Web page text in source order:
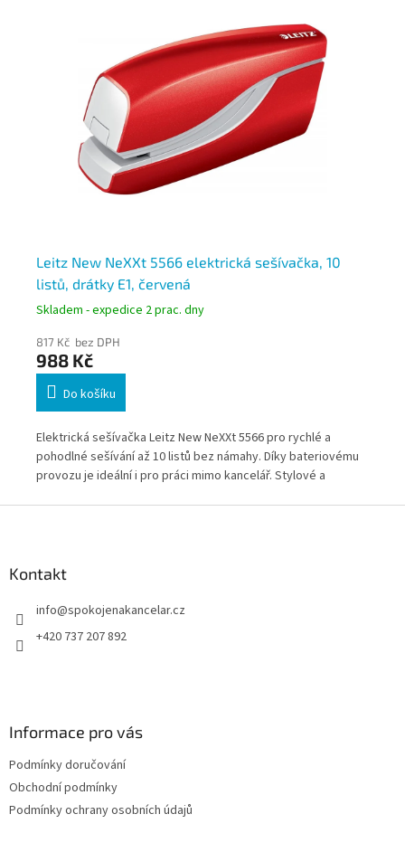
Leitz New NeXXt 5566 elektrická sešívačka, 10
listů, drátky E1, červená
Skladem - expedice 2 prac. dny
817 Kč bez DPH
988 Kč
Do košíku
Elektrická sešívačka Leitz New NeXXt 5566 pro rychlé a
pohodlné sešívání až 10 listů bez námahy. Díky bateriovému
provozu je ideální i pro práci mimo kancelář. Stylové a
Kontakt
info@spokojenakancelar.cz
+420 737 207 892
Informace pro vás
Podmínky doručování
Obchodní podmínky
Podmínky ochrany osobních údajů